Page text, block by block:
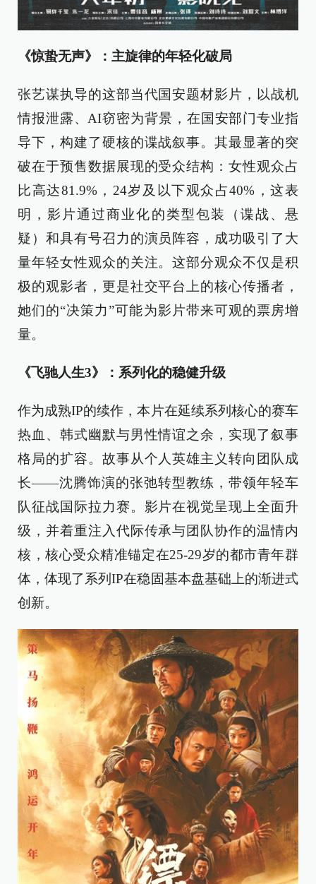
《惊蛰无声》：主旋律的年轻化破局
张艺谋执导的这部当代国安题材影片，以战机
情报泄露、AI窃密为背景，在国安部门专业指
导下，构建了硬核的谍战叙事。其最显著的突
破在于预售数据展现的受众结构：女性观众占
比高达81.9%，24岁及以下观众占40%，这表
明，影片通过商业化的类型包装（谍战、悬
疑）和具有号召力的演员阵容，成功吸引了大
量年轻女性观众的关注。这部分观众不仅是积
极的观影者，更是社交平台上的核心传播者，
她们的“决策力”可能为影片带来可观的票房增
量。
《飞驰人生3》：系列化的稳健升级
作为成熟IP的续作，本片在延续系列核心的赛车
热血、韩式幽默与男性情谊之余，实现了叙事
格局的扩容。故事从个人英雄主义转向团队成
长——沈腾饰演的张弛转型教练，带领年轻车
队征战国际拉力赛。影片在视觉呈现上全面升
级，并着重注入代际传承与团队协作的温情内
核，核心受众精准锚定在25-29岁的都市青年群
体，体现了系列IP在稳固基本盘基础上的渐进式
创新。